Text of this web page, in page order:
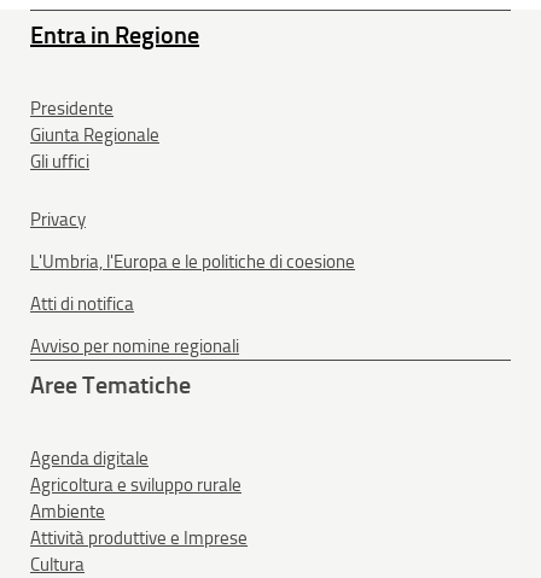
Entra in Regione
Presidente
Giunta Regionale
Gli uffici
Privacy
L'Umbria, l'Europa e le politiche di coesione
Atti di notifica
Avviso per nomine regionali
Aree Tematiche
Agenda digitale
Agricoltura e sviluppo rurale
Ambiente
Attività produttive e Imprese
Cultura